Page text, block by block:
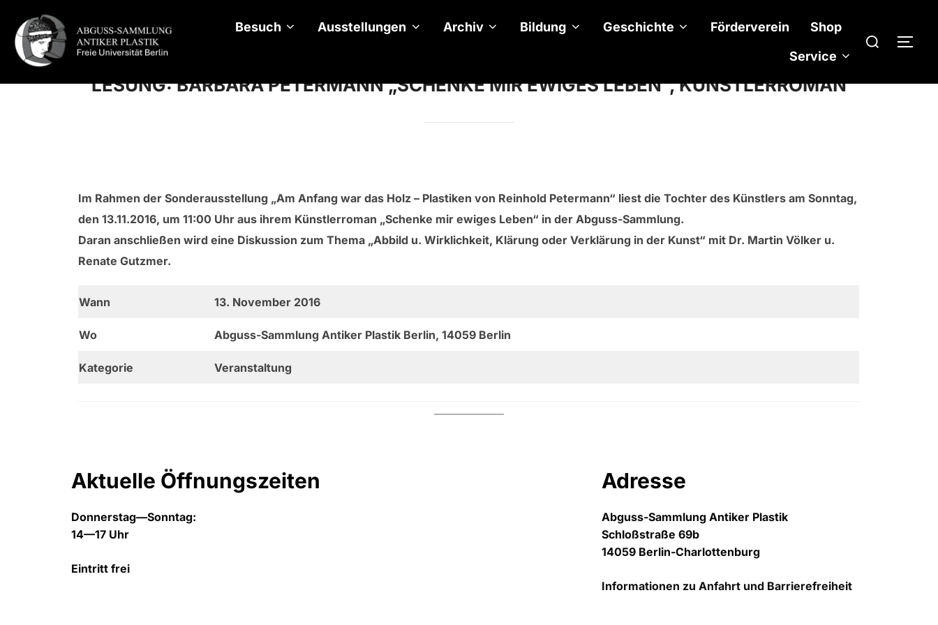
Inhalt
springen
Besuch Ausstellungen Archiv Bildung Geschichte Förderverein
Shop
Service
nach:
LESUNG: BARBARA PETERMANN „SCHENKE MIR EWIGES LEBEN“, KÜNSTLERROMAN
Im Rahmen der Sonderausstellung „Am Anfang war das Holz – Plastiken von Reinhold Petermann“ liest die Tochter des Künstlers am Sonntag,
den 13.11.2016, um 11:00 Uhr aus ihrem Künstlerroman „Schenke mir ewiges Leben“ in der Abguss-Sammlung.
Daran anschließen wird eine Diskussion zum Thema „Abbild u. Wirklichkeit, Klärung oder Verklärung in der Kunst“ mit Dr. Martin Völker u.
Renate Gutzmer.
Wann 13. November 2016
Wo Abguss-Sammlung Antiker Plastik Berlin, 14059 Berlin
Kategorie Veranstaltung
Aktuelle Öffnungszeiten
Donnerstag—Sonntag:
14—17 Uhr
Eintritt frei
Adresse
Abguss-Sammlung Antiker Plastik
Schloßstraße 69b
14059 Berlin-Charlottenburg
Informationen zu Anfahrt und Barrierefreiheit